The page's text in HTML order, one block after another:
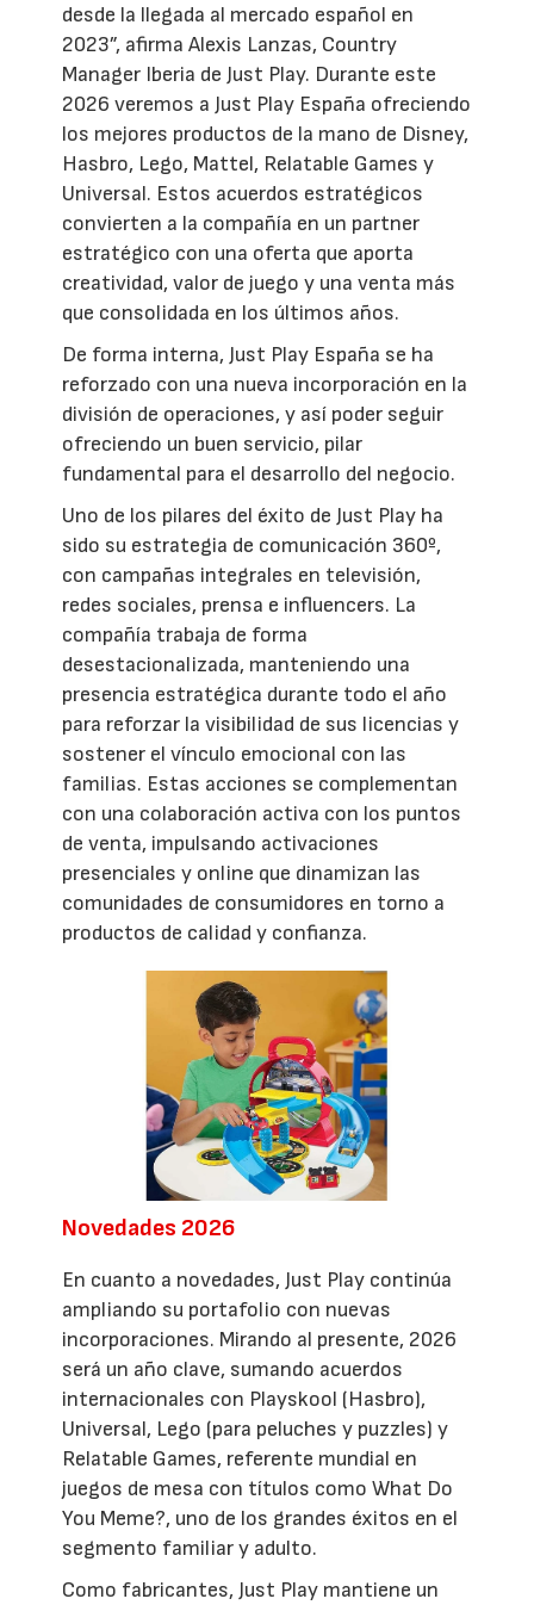
desde la llegada al mercado español en
2023”, afirma Alexis Lanzas, Country
Manager Iberia de Just Play. Durante este
2026 veremos a Just Play España ofreciendo
los mejores productos de la mano de Disney,
Hasbro, Lego, Mattel, Relatable Games y
Universal. Estos acuerdos estratégicos
convierten a la compañía en un partner
estratégico con una oferta que aporta
creatividad, valor de juego y una venta más
que consolidada en los últimos años.
De forma interna, Just Play España se ha
reforzado con una nueva incorporación en la
división de operaciones, y así poder seguir
ofreciendo un buen servicio, pilar
fundamental para el desarrollo del negocio.
Uno de los pilares del éxito de Just Play ha
sido su estrategia de comunicación 360º,
con campañas integrales en televisión,
redes sociales, prensa e influencers. La
compañía trabaja de forma
desestacionalizada, manteniendo una
presencia estratégica durante todo el año
para reforzar la visibilidad de sus licencias y
sostener el vínculo emocional con las
familias. Estas acciones se complementan
con una colaboración activa con los puntos
de venta, impulsando activaciones
presenciales y online que dinamizan las
comunidades de consumidores en torno a
productos de calidad y confianza.
Novedades 2026
En cuanto a novedades, Just Play continúa
ampliando su portafolio con nuevas
incorporaciones. Mirando al presente, 2026
será un año clave, sumando acuerdos
internacionales con Playskool (Hasbro),
Universal, Lego (para peluches y puzzles) y
Relatable Games, referente mundial en
juegos de mesa con títulos como What Do
You Meme?, uno de los grandes éxitos en el
segmento familiar y adulto.
Como fabricantes, Just Play mantiene un